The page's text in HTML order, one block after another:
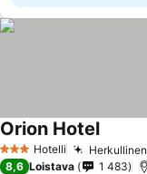
3 Tähtiluokitus
Hotelli
Orion HotelKatso
8,6 Loistava 1 483